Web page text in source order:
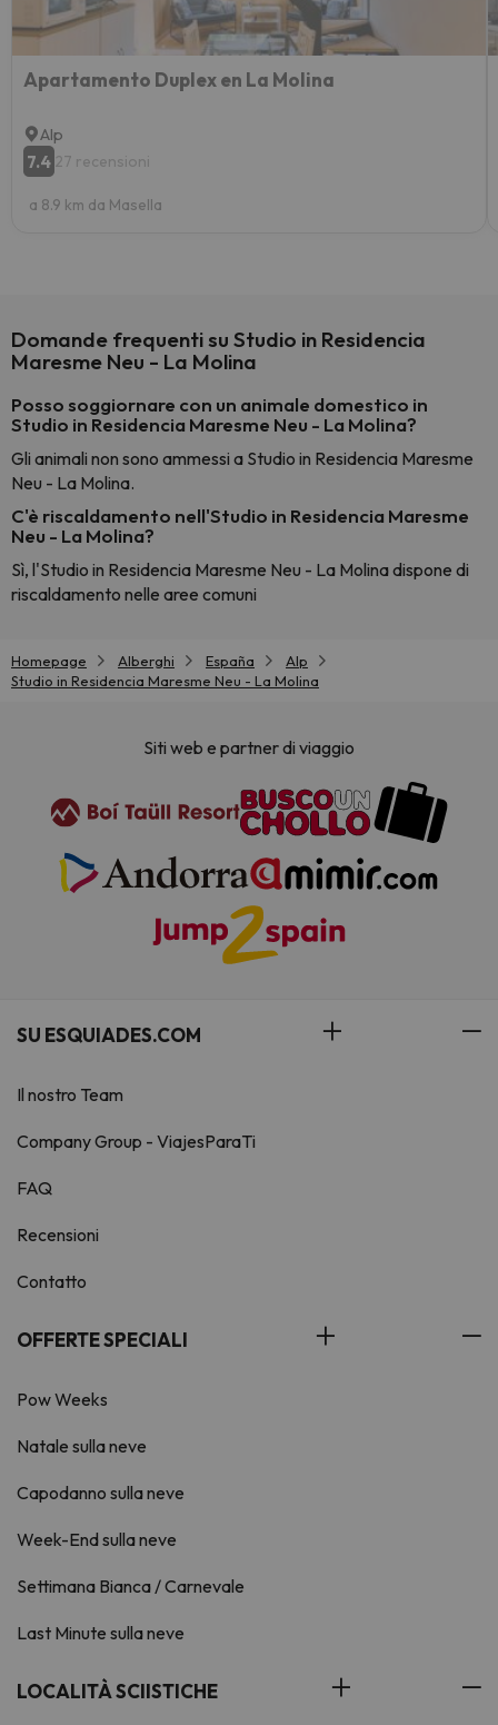
Apartamento Duplex en La Molina
Alp
7.4 27 recensioni
a 8.9 km da Masella
Domande frequenti su Studio in Residencia
Maresme Neu - La Molina
Posso soggiornare con un animale domestico in
Studio in Residencia Maresme Neu - La Molina?
Gli animali non sono ammessi a Studio in Residencia Maresme
Neu - La Molina.
C'è riscaldamento nell'Studio in Residencia Maresme
Neu - La Molina?
Sì, l'Studio in Residencia Maresme Neu - La Molina dispone di
riscaldamento nelle aree comuni
Homepage Alberghi España
Alp
Studio in Residencia Maresme Neu - La Molina
Siti web e partner di viaggio
SU ESQUIADES.COM
Il nostro Team
Company Group - ViajesParaTi
FAQ
Recensioni
Contatto
OFFERTE SPECIALI
Pow Weeks
Natale sulla neve
Capodanno sulla neve
Week-End sulla neve
Settimana Bianca / Carnevale
Last Minute sulla neve
LOCALITÀ SCIISTICHE